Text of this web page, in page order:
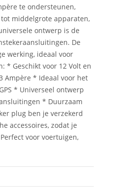
te ondersteunen,
middelgrote apparaten,
ontwerp is de
en. De
werking, ideaal voor
* Geschikt voor 12 Volt en
Ampère * Ideaal voor het
* Universeel ontwerp
en * Duurzaam
plug ben je verzekerd
accessoires, zodat je
voor voertuigen,